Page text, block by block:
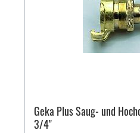
Geka Plus Saug- und
3/4"